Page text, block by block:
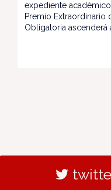
expediente
Premio Extraordinario
Obligatoria ascenderá